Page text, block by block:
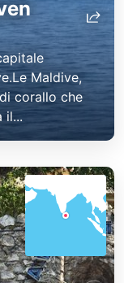
Maldive,
corallo che
il...